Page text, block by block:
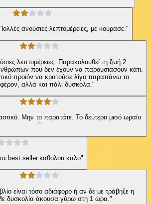
ανούσιες λεπτομέρειες, με κούρασε."
λεπτομέρειες. Παρακολουθεί τη ζωή 2
που δεν έχουν να παρουσιάσουν κάτι.
προϊόν να κρατούσε λίγο παραπάνω το
αλλά και πάλι δύσκολα."
Μην το παρατάτε. Το δεύτερο μισό ωραίο
"
best seller.καθολου καλο"
είναι τόσο αδιάφορο ή αν δε με τράβηξε η
δυσκολία άκουσα γύρω στη 1 ώρα."